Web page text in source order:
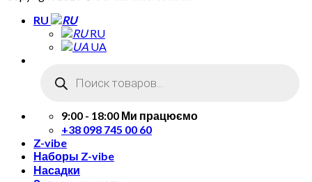
RU
RU
UA
товаров
9:00 - 18:00 Ми працюємо
+38 098 745 00 60
Z-vibe
Наборы Z-vibe
Насадки